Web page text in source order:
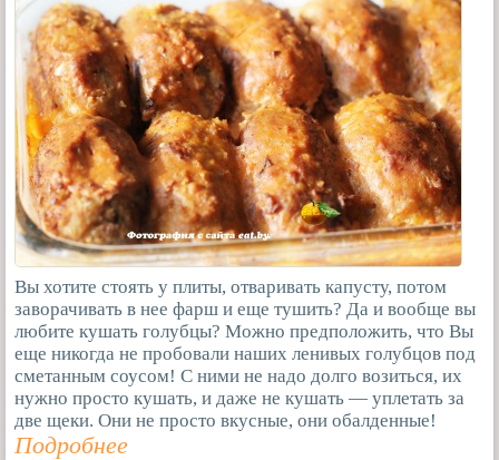
Вы хотите стоять у плиты, отваривать капусту, потом
заворачивать в нее фарш и еще тушить? Да и вообще вы
любите кушать голубцы? Можно предположить, что Вы
еще никогда не пробовали наших ленивых голубцов под
сметанным соусом! С ними не надо долго возиться, их
нужно просто кушать, и даже не кушать — уплетать за
две щеки. Они не просто вкусные, они обалденные!
Подробнее